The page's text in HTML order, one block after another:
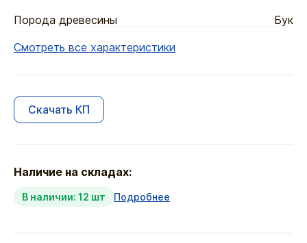
Порода древесины
Бук
Смотреть все характеристики
Скачать КП
Наличие на складах:
В наличии: 12 шт Подробнее